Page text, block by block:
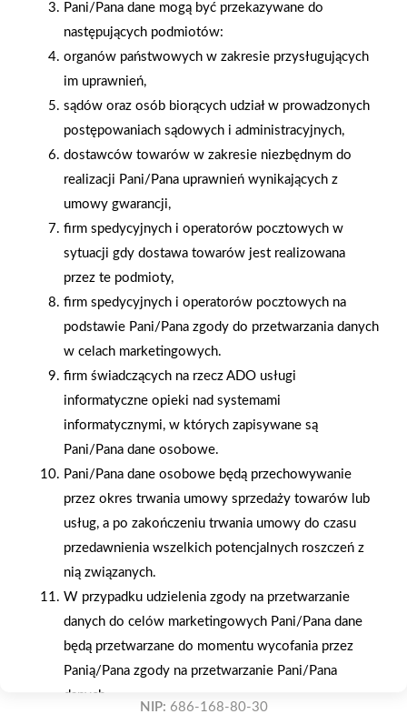
2025-12-31
Otwarcie sklepu PSB
Mrówka w Wyrzysku
Gwarancja jakości
Oferujemy zakupy
telefoniczne
Zakupy
na terenie całej Polski
Mrówka Brzozów
ul. Kościuszki 23, 36-200 Brzozów
Telefon:13 43 440 20
NIP: 686-168-80-30
Pani/Pana dane mogą być przekazywane do
następujących podmiotów:
organów państwowych w zakresie przysługujących
im uprawnień,
sądów oraz osób biorących udział w prowadzonych
postępowaniach sądowych i administracyjnych,
dostawców towarów w zakresie niezbędnym do
realizacji Pani/Pana uprawnień wynikających z
umowy gwarancji,
firm spedycyjnych i operatorów pocztowych w
sytuacji gdy dostawa towarów jest realizowana
przez te podmioty,
firm spedycyjnych i operatorów pocztowych na
podstawie Pani/Pana zgody do przetwarzania danych
w celach marketingowych.
firm świadczących na rzecz ADO usługi
informatyczne opieki nad systemami
informatycznymi, w których zapisywane są
Pani/Pana dane osobowe.
Pani/Pana dane osobowe będą przechowywanie
przez okres trwania umowy sprzedaży towarów lub
usług, a po zakończeniu trwania umowy do czasu
przedawnienia wszelkich potencjalnych roszczeń z
nią związanych.
W przypadku udzielenia zgody na przetwarzanie
danych do celów marketingowych Pani/Pana dane
będą przetwarzane do momentu wycofania przez
Panią/Pana zgody na przetwarzanie Pani/Pana
danych.